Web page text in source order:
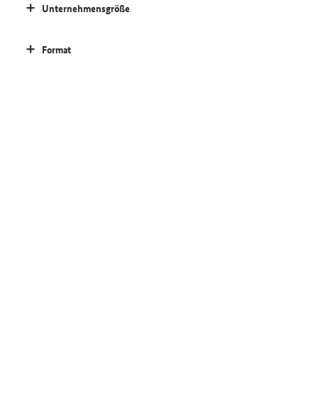
Unternehmensgröße
Format